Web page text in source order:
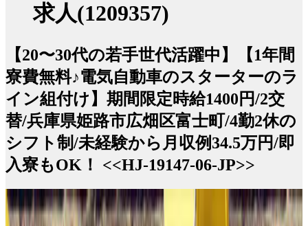
求人(1209357)
【20〜30代の若手世代活躍中】【1年間
寮費無料♪電気自動車のスターターのラ
イン組付け】期間限定時給1400円/2交
替/兵庫県姫路市広畑区富士町/4勤2休の
シフト制/未経験から月収例34.5万円/即
入寮もOK！ <<HJ-19147-06-JP>>